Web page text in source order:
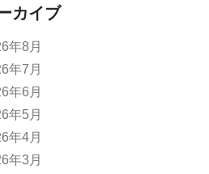
カイブ
年8月
年7月
年6月
年5月
年4月
年3月